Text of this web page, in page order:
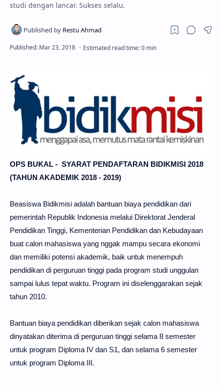
studi dengan lancar. Sukses selalu.
OPS BUKAL - SYARAT PENDAFTARAN BIDIKMISI 2018
(TAHUN AKADEMIK 2018 - 2019)
Beasiswa Bidikmisi adalah bantuan biaya pendidikan dari
pemerintah Republik Indonesia melalui Direktorat Jenderal
Pendidikan Tinggi, Kementerian Pendidikan dan Kebudayaan
buat calon mahasiswa yang nggak mampu secara ekonomi
dan memiliki potensi akademik, baik untuk menempuh
pendidikan di perguruan tinggi pada program studi unggulan
sampai lulus tepat waktu. Program ini diselenggarakan sejak
tahun 2010.
Bantuan biaya pendidikan diberikan sejak calon mahasiswa
dinyatakan diterima di perguruan tinggi selama 8 semester
untuk program Diploma IV dan S1, dan selama 6 semester
untuk program Diploma III.